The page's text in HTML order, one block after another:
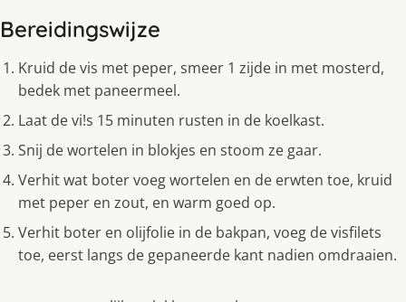
Bereidingswijze
Kruid de vis met peper, smeer 1 zijde in met mosterd,
bedek met paneermeel.
Laat de vi!s 15 minuten rusten in de koelkast.
Snij de wortelen in blokjes en stoom ze gaar.
Verhit wat boter voeg wortelen en de erwten toe, kruid
met peper en zout, en warm goed op.
Verhit boter en olijfolie in de bakpan, voeg de visfilets
toe, eerst langs de gepaneerde kant nadien omdraaien.